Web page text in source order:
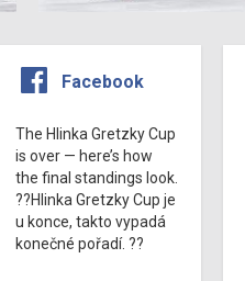
Facebook
The Hlinka Gretzky Cup
is over — here’s how
the final standings look.
??Hlinka Gretzky Cup je
u konce, takto vypadá
konečné pořadí. ??